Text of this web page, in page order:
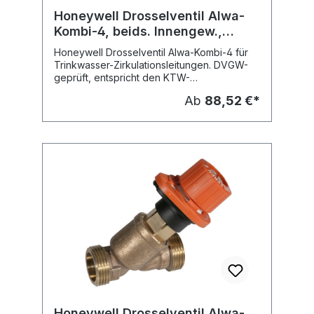
Honeywell Drosselventil Alwa-
Kombi-4, beids. Innengew.,
Rotguss
Honeywell Drosselventil Alwa-Kombi-4 für
Trinkwasser-Zirkulationsleitungen. DVGW-
geprüft, entspricht den KTW-
DVGW-Arbeitsblatt W 551 und W 552
Adapter über das Oberteil, Nachträgliche,
auf das Oberteil montierten thermischen
Regelaufsatz als alwatherm, zur
Bereitstellung einer schnellen thermischen
Desinfektion, Keine Anbauteile am Gehäuse,
Totraumfreies Oberteil mit wartungsfreier
Spindelabdichtung, Betätigungsgewinde
vom Medium getrennt, Kegelabdichtung aus
PTFE, Ausführung: mit Muffengewinde nach
DIN 2999 für Gewinderohr Fabrikat:
Honeywell Typ: V1810Y Lieferbare
Ab 88,52 €*